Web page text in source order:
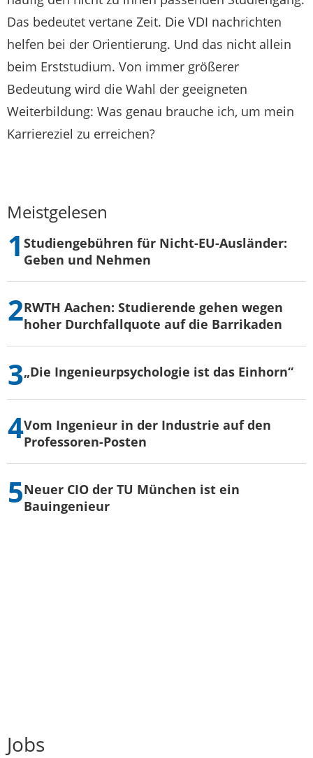
Das bedeutet vertane Zeit. Die VDI nachrichten
helfen bei der Orientierung. Und das nicht allein
beim Erststudium. Von immer größerer
Bedeutung wird die Wahl der geeigneten
Weiterbildung: Was genau brauche ich, um mein
Karriereziel zu erreichen?
Meistgelesen
Studiengebühren für Nicht-EU-Ausländer:
Geben und Nehmen
RWTH Aachen: Studierende gehen wegen
hoher Durchfallquote auf die Barrikaden
„Die Ingenieurpsychologie ist das Einhorn“
Vom Ingenieur in der Industrie auf den
Professoren-Posten
Neuer CIO der TU München ist ein
Bauingenieur
Jobs